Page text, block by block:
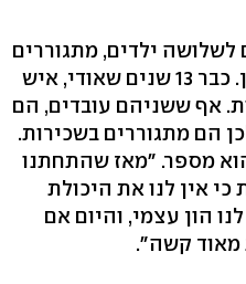
(32) גל, הורים לשלושה ילדים, מתגוררים
בשכונת קסטל במבשרת ציון. כבר 13 שנים שאודי, איש
אף ששניהם עובדים, הם
הם מתגוררים בשכירות.
הוא מספר. "מאז שהתחתנו
כי אין לנו את היכולת
הון עצמי, והיום אם
קשה".